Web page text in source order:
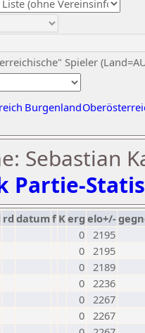
Spieler
Burgenland
Sebastian
Partie-
rd datumf Kerg elo+/-
0 2195
0 2195
0 2189
0 2236
0 2267
0 2267